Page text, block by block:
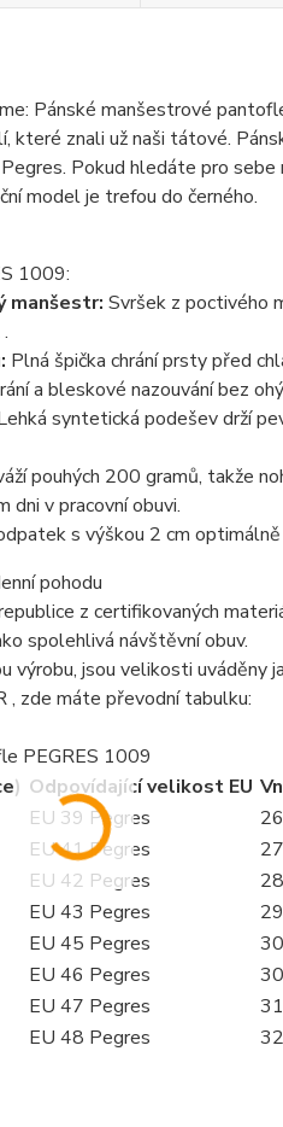
Pánské manšestrové
které znali už naši tátové.
Pegres. Pokud hledáte pro sebe
model je trefou do černého.
1009:
manšestr: Svršek z poctivého
Plná špička chrání prsty před
a bleskové nazouvání bez
syntetická podešev drží
pouhých 200 gramů, takže
dni v pracovní obuvi.
s výškou 2 cm
pohodu
z certifikovaných
spolehlivá návštěvní obuv.
výrobu, jsou velikosti
, zde máte převodní tabulku:
PEGRES 1009
Odpovídající velikost EU
EU 39 Pegres
EU 41Pegres
EU 42 Pegres
EU 43 Pegres
EU 45 Pegres
EU 46 Pegres
EU 47 Pegres
EU 48 Pegres